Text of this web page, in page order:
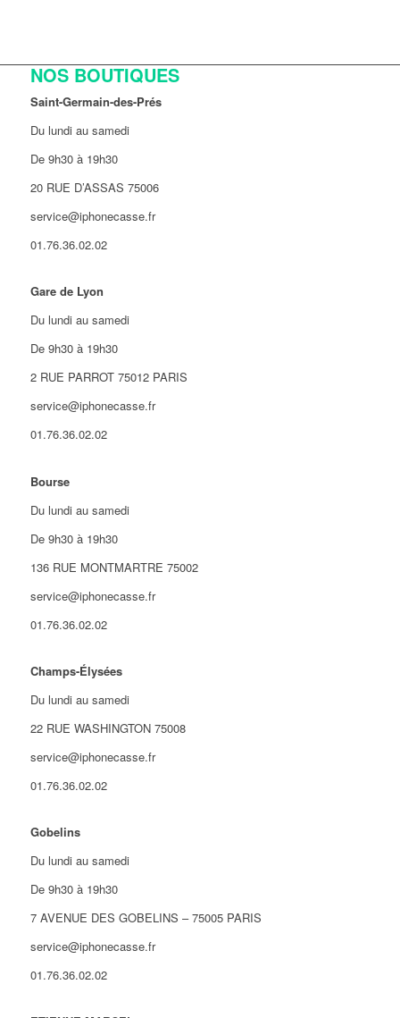
NOS BOUTIQUES
Saint-Germain-des-Prés
Du lundi au samedi
De 9h30 à 19h30
20 RUE D’ASSAS 75006
service@iphonecasse.fr
01.76.36.02.02
Gare de Lyon
Du lundi au samedi
De 9h30 à 19h30
2 RUE PARROT 75012 PARIS
service@iphonecasse.fr
01.76.36.02.02
Bourse
Du lundi au samedi
De 9h30 à 19h30
136 RUE MONTMARTRE 75002
service@iphonecasse.fr
01.76.36.02.02
Champs-Élysées
Du lundi au samedi
22 RUE WASHINGTON 75008
service@iphonecasse.fr
01.76.36.02.02
Gobelins
Du lundi au samedi
De 9h30 à 19h30
7 AVENUE DES GOBELINS – 75005 PARIS
service@iphonecasse.fr
01.76.36.02.02